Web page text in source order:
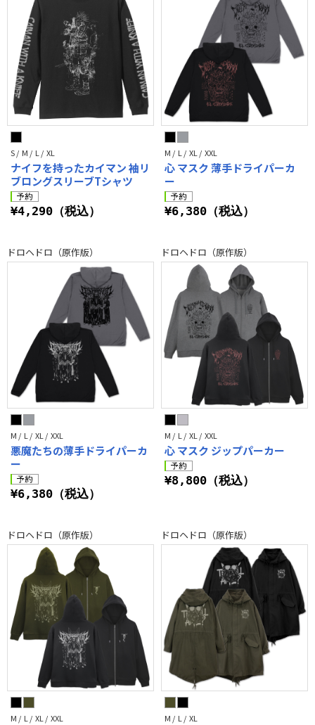
S / M / L / XL
ナイフを持ったカイマン 袖リ
ブロングスリーブTシャツ
¥4,290（税込）
M / L / XL / XXL
心 マスク 薄手ドライパーカ
ー
¥6,380（税込）
ドロヘドロ（原作版）
M / L / XL / XXL
悪魔たちの薄手ドライパーカ
ー
¥6,380（税込）
ドロヘドロ（原作版）
M / L / XL / XXL
心 マスク ジップパーカー
¥8,800（税込）
ドロヘドロ（原作版）
M / L / XL / XXL
ドロヘドロ（原作版）
M / L / XL